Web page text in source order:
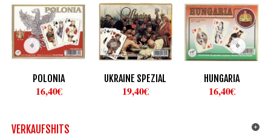
POLONIA
16,40€
UKRAINE SPEZIAL
19,40€
HUNGARIA
16,40€
VERKAUFSHITS